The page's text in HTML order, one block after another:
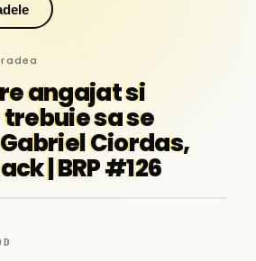
angajat si
sa se
Ciordas,
| BRP #126